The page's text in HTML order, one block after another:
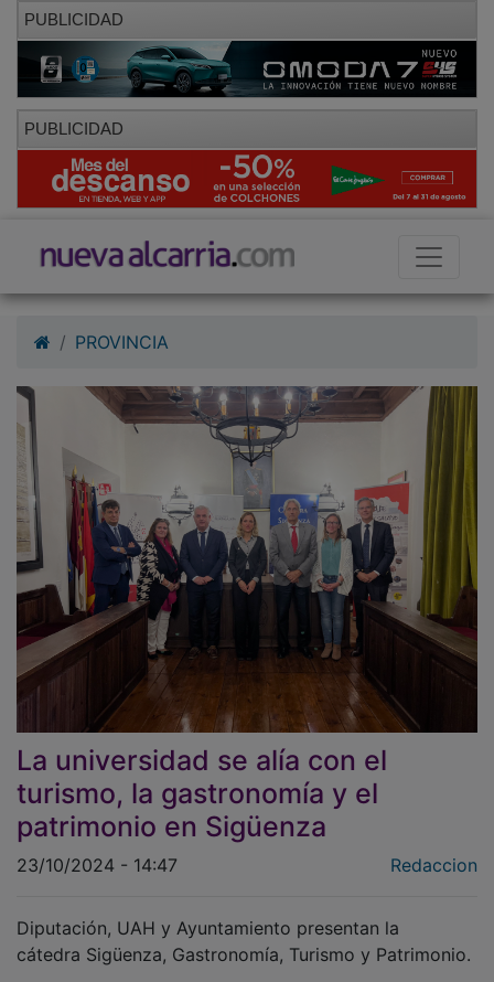
PUBLICIDAD
PUBLICIDAD
La universidad se alía con el
turismo, la gastronomía y el
patrimonio en Sigüenza
23/10/2024 - 14:47
cátedra Sigüenza, Gastronomía, Turismo y Patrimonio.
El presidente de la Diputación de Guadalajara, José